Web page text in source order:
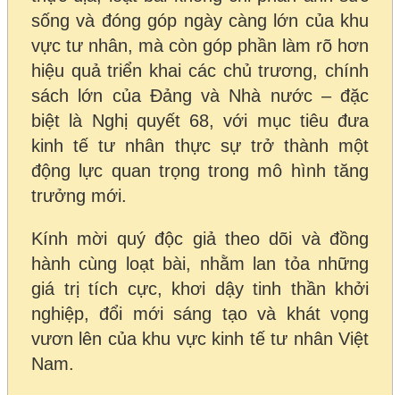
sống và đóng góp ngày càng lớn của khu
vực tư nhân, mà còn góp phần làm rõ hơn
hiệu quả triển khai các chủ trương, chính
sách lớn của Đảng và Nhà nước – đặc
biệt là Nghị quyết 68, với mục tiêu đưa
kinh tế tư nhân thực sự trở thành một
động lực quan trọng trong mô hình tăng
trưởng mới.
Kính mời quý độc giả theo dõi và đồng
hành cùng loạt bài, nhằm lan tỏa những
giá trị tích cực, khơi dậy tinh thần khởi
nghiệp, đổi mới sáng tạo và khát vọng
vươn lên của khu vực kinh tế tư nhân Việt
Nam.